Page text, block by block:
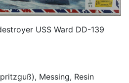
USS Ward DD-139
Messing, Resin